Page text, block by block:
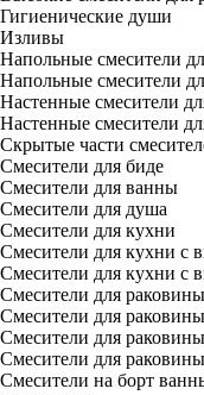
Гигиенические души
Изливы
Напольные смесители
Напольные смесители
Настенные смесители
Настенные смесители
Скрытые части
Смесители для биде
Смесители для ванны
Смесители для душа
Смесители для кухни
Смесители для кухни
Смесители для кухни с
Смесители для раковины
Смесители для
Смесители для
Смесители для
Смесители на борт